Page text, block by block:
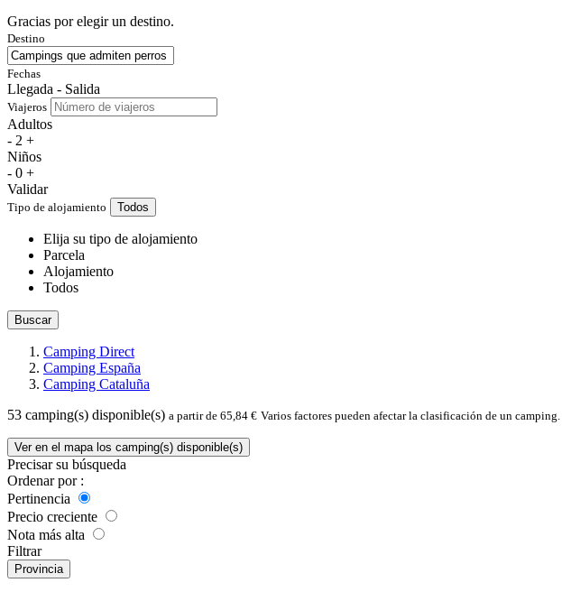
Gracias por elegir un destino.
Destino
Fechas
Llegada - Salida
Viajeros
Adultos
- 2 +
Niños
- 0 +
Validar
Tipo de alojamiento Todos
Elija su tipo de alojamiento
Parcela
Alojamiento
Todos
Buscar
Camping Direct
Camping España
Camping Cataluña
53 camping(s) disponible(s) a partir de 65,84 € Varios factores pueden afectar la clasificación de un camping.
Ver en el mapa los camping(s) disponible(s)
Precisar su búsqueda
Ordenar por :
Pertinencia
Precio creciente
Nota más alta
Filtrar
Provincia